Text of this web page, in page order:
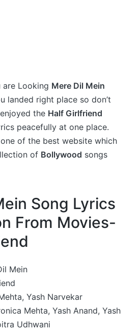
Looking Mere Dil Mein
landed right place so don’t
the Half Girlfriend
peacefully at one place.
of the best website which
of Bollywood songs
Song Lyrics
From Movies-
Mein
Yash Narvekar
Mehta, Yash Anand, Yash
Udhwani